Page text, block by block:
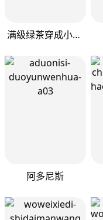
满级绿茶穿成小可怜
阿多尼斯